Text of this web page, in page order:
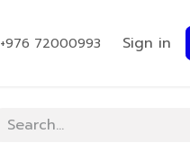
+976 72000993 Sign in